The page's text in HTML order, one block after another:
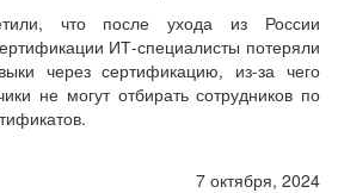
что после ухода из России
ИТ-специалисты потеряли
через сертификацию, из-за чего
не могут отбирать сотрудников по
7 октября, 2024